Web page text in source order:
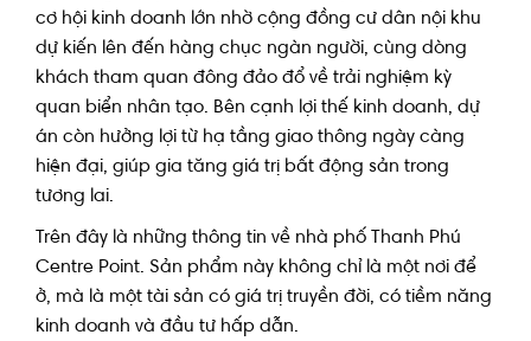
cơ hội kinh doanh lớn nhờ cộng đồng cư dân nội khu
dự kiến lên đến hàng chục ngàn người, cùng dòng
khách tham quan đông đảo đổ về trải nghiệm kỳ
quan biển nhân tạo. Bên cạnh lợi thế kinh doanh, dự
án còn hưởng lợi từ hạ tầng giao thông ngày càng
hiện đại, giúp gia tăng giá trị bất động sản trong
tương lai.
Trên đây là những thông tin về nhà phố Thanh Phú
Centre Point. Sản phẩm này không chỉ là một nơi để
ở, mà là một tài sản có giá trị truyền đời, có tiềm năng
kinh doanh và đầu tư hấp dẫn.